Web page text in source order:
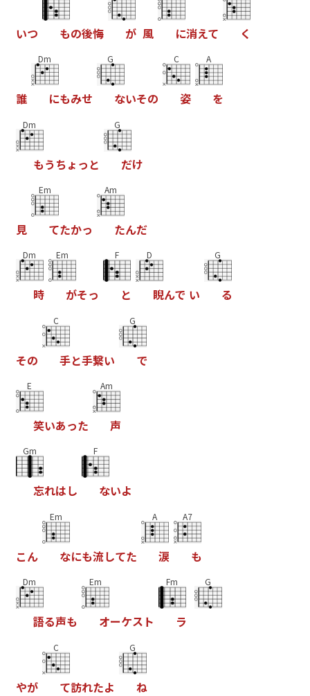
いつ もの後悔 が 風 に消えて く
誰
Dm
にもみせ
G
ないその
C
姿
A
を
Dm
もう ちょ っ と
G
だけ
見
Em
てたかっ
Am
たんだ
Dm
時
Em
がそっ
F
と
D
睨んで い
G
る
その
C
手と手繋い
G
で
E
笑いあった
Am
声
Gm
忘れはし
F
ないよ
こん
Em
なにも流してた
A
涙
A7
も
Dm
語る声も
Em
オーケス ト
Fm
ラ
G
やが
C
て訪れたよ
G
ね